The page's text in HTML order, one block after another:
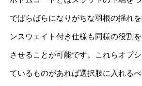
でばらばらになりがちな羽根の揺れ
ンスウェイト付き仕様も同様の役割
させることが可能です。これらオプ
ているものがあれば選択肢に入れる